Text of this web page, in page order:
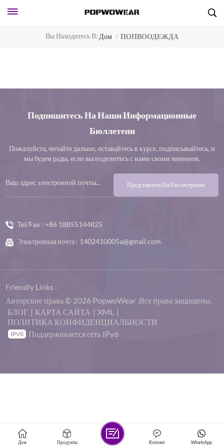
Вы Находитесь В: Дом / ПОПВООДЕЖДА
Подпишитесь На Наши Информационные
Бюллетени
Пожалуйста, читайте дальше, оставайтесь в курсе, подписывайтесь, и
мы будем рады, если вы поделитесь с нами своим мнением.
Представлять На Рассмотрение
Tel/Fax : +86 18855144825
Электронная почта : 1402410005a@gmail.com
Friendly Links :
Авторские права © 2026 PopwoWear .Все права защищены.
БЛОГ | КАРТА САЙТА | XML
|
ПОЛИТИКА КОНФИДЕНЦИАЛЬНОСТИ
Поддерживается сеть IPv6
Дом Продукты WhatsApp
Контакт